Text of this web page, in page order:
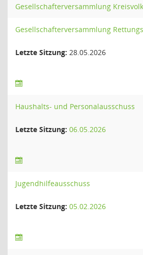
Gesellschafterversammlung
Gesellschafterversammlung
Letzte Sitzung: 28.05.2026
Haushalts- und Personalausschuss
Letzte Sitzung: 06.05.2026
Jugendhilfeausschuss
Letzte Sitzung: 05.02.2026